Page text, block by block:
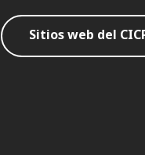
Sitios web del